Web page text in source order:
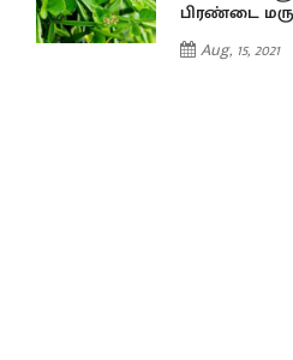
பிரண்டை
Aug, 15, 2021